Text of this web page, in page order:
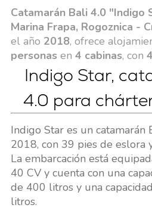
Catamarán Bali 4.0 "Indigo
Marina Frapa, Rogoznica -
el año 2018, ofrece
personasen 4 cabinas, con
Indigo Star,
4.0 para
Indigo Star es un catamarán
2018, con 39 pies de eslora
La embarcación está
40 CV y cuenta con una
de 400 litros y una
litros.